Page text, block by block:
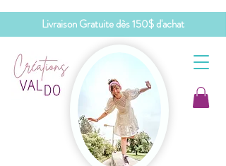
Livraison Gratuite dès 150$ d'achat